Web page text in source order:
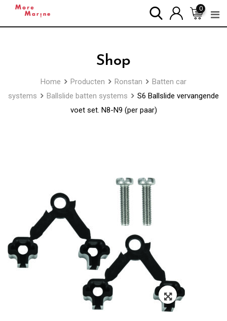
0
Shop
Home Producten Ronstan
Batten car
systems
Ballslide batten systems
S6 Ballslide vervangende
voet set. N8-N9 (per paar)
Zoom